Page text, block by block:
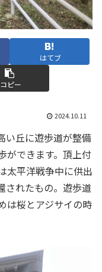
はてブ
コピー
2024.10.11
い丘に遊歩道が整備
ができます。頂上付
太平洋戦争中に供出
されたもの。遊歩道
は桜とアジサイの時